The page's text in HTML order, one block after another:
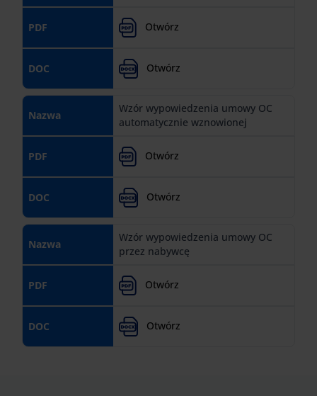
PDF Otwórz
DOC Otwórz
Nazwa
Wzór wypowiedzenia umowy OC
automatycznie wznowionej
PDF Otwórz
DOC Otwórz
Nazwa
Wzór wypowiedzenia umowy OC
przez nabywcę
PDF Otwórz
DOC Otwórz